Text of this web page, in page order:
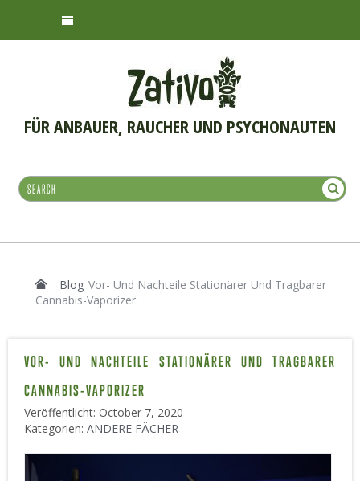
FÜR ANBAUER, RAUCHER UND PSYCHONAUTEN
Blog Vor- Und Nachteile Stationärer Und Tragbarer
Cannabis-Vaporizer
VOR- UND NACHTEILE STATIONÄRER UND TRAGBARER
CANNABIS-VAPORIZER
Veröffentlicht: October 7, 2020
Kategorien: ANDERE FÄCHER